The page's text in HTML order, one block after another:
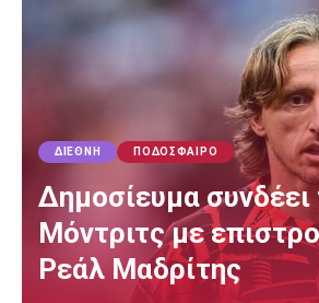
ΔΙΕΘΝΉ ΠΟΔΌΣΦΑΙΡΟ
Δημοσίευμα συνδέει
Μόντριτς με
Ρεάλ Μαδρίτης